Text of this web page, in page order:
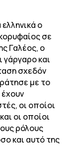
ο
σε
Γαλέος, ο
γάργαρο και
σχεδόν
με το
οι οποίοι
οι οποίοι
ρόλους
και αυτό της